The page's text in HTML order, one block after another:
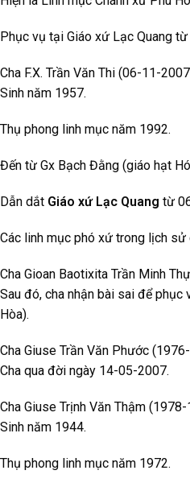
Phục vụ tại Giáo xứ Lạc Quang
Cha F.X. Trần Văn Thi (06-11-
Sinh năm 1957.
Thụ phong linh mục năm 1992.
Đến từ Gx Bạch Đằng (giáo hạt
Dẫn dắt Giáo xứ Lạc Quang từ
Các linh mục phó xứ trong lịch sử
Cha Gioan Baotixita Trần Minh
Sau đó, cha nhận bài sai để phục
Hòa).
Cha Giuse Trần Văn Phước
Cha qua đời ngày 14-05-2007.
Cha Giuse Trịnh Văn Thậm (1978-
Sinh năm 1944.
Thụ phong linh mục năm 1972.